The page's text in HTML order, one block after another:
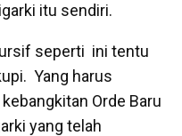
itu sendiri.
seperti ini tentu
Yang harus
Orde Baru
yang telah